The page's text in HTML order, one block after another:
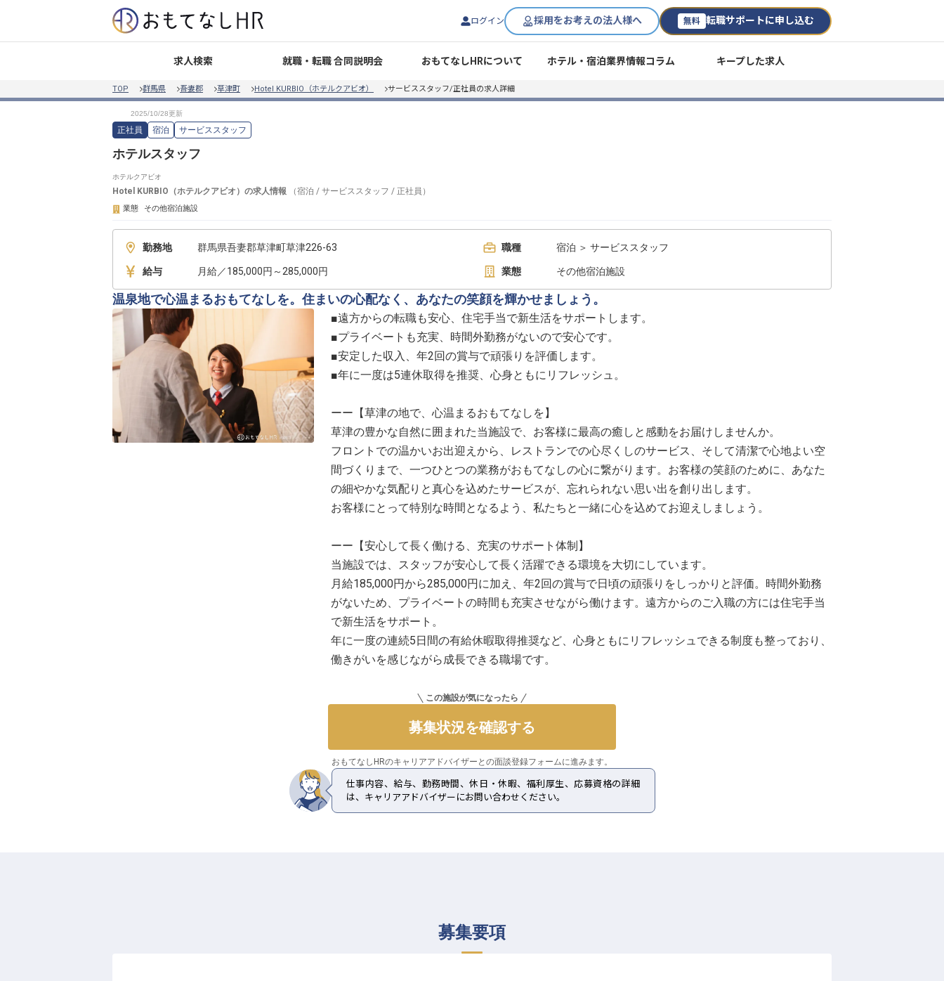
ログイン 採用をお考えの法人様へ 無料 転職サポートに申し込む
求人検索 就職・転職 合同説明会 おもてなしHRについて ホテル・宿泊業界情報コラム キープした求人
TOP 群馬県 吾妻郡 草津町 Hotel KURBIO（ホテルクアビオ） サービススタッフ/正社員の求人詳細
正社員 宿泊 サービススタッフ
ホテルスタッフ
ホテルクアビオ
Hotel KURBIO（ホテルクアビオ） の求人情報 （宿泊 / サービススタッフ / 正社員 ）
業態 その他宿泊施設
勤務地 群馬県吾妻郡草津町草津226-63 職種 宿泊 ＞ サービススタッフ
給与 月給／185,000円～285,000円 業態 その他宿泊施設
温泉地で心温まるおもてなしを。住まいの心配なく、あなたの笑顔を輝かせましょう。
■遠方からの転職も安心、住宅手当で新生活をサポートします。
■プライベートも充実、時間外勤務がないので安心です。
■安定した収入、年2回の賞与で頑張りを評価します。
■年に一度は5連休取得を推奨、心身ともにリフレッシュ。
ーー【草津の地で、心温まるおもてなしを】
草津の豊かな自然に囲まれた当施設で、お客様に最高の癒しと感動をお届けしませんか。
フロントでの温かいお出迎えから、レストランでの心尽くしのサービス、そして清潔で心地よい空
間づくりまで、一つひとつの業務がおもてなしの心に繋がります。お客様の笑顔のために、あなた
の細やかな気配りと真心を込めたサービスが、忘れられない思い出を創り出します。
お客様にとって特別な時間となるよう、私たちと一緒に心を込めてお迎えしましょう。
ーー【安心して長く働ける、充実のサポート体制】
当施設では、スタッフが安心して長く活躍できる環境を大切にしています。
月給185,000円から285,000円に加え、年2回の賞与で日頃の頑張りをしっかりと評価。時間外勤務
がないため、プライベートの時間も充実させながら働けます。遠方からのご入職の方には住宅手当
で新生活をサポート。
年に一度の連続5日間の有給休暇取得推奨など、心身ともにリフレッシュできる制度も整っており、
働きがいを感じながら成長できる職場です。
この施設が気になったら
募集状況を確認する
おもてなしHRのキャリアアドバイザーとの面談登録フォームに進みます。
仕事内容、給与、勤務時間、休日・休暇、福利厚生、応募資格の詳細
は、キャリアアドバイザーにお問い合わせください。
募集要項